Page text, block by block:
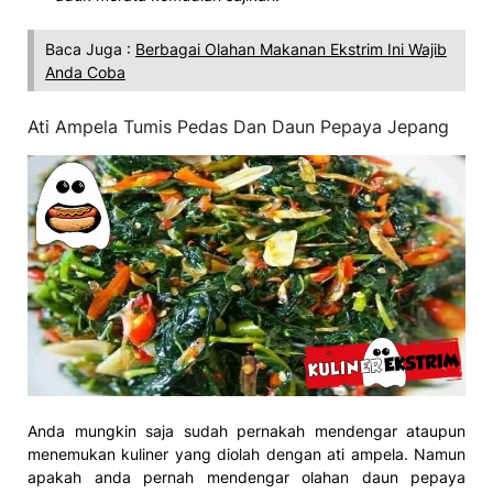
Baca Juga : Berbagai Olahan Makanan Ekstrim Ini Wajib
Anda Coba
Ati Ampela Tumis Pedas Dan Daun Pepaya Jepang
Anda mungkin saja sudah pernakah mendengar ataupun
menemukan kuliner yang diolah dengan ati ampela. Namun
apakah anda pernah mendengar olahan daun pepaya